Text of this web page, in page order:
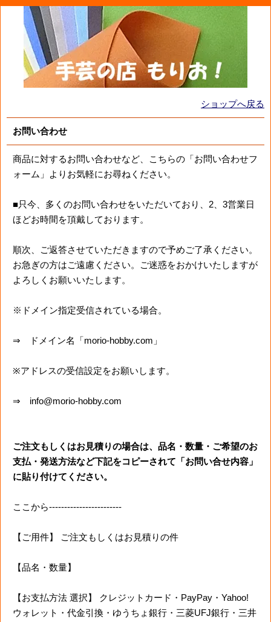
ショップへ戻る
お問い合わせ
商品に対するお問い合わせなど、こちらの「お問い合わせフ
ォーム」よりお気軽にお尋ねください。
■只今、多くのお問い合わせをいただいており、2、3営業日
ほどお時間を頂戴しております。
順次、ご返答させていただきますので予めご了承ください。
お急ぎの方はご遠慮ください。ご迷惑をおかけいたしますが
よろしくお願いいたします。
※ドメイン指定受信されている場合。
⇒ ドメイン名「morio-hobby.com」
※アドレスの受信設定をお願いします。
⇒ info@morio-hobby.com
ご注文もしくはお見積りの場合は、品名・数量・ご希望のお
支払・発送方法など下記をコピーされて「お問い合せ内容」
に貼り付けてください。
ここから------------------------
【ご用件】 ご注文もしくはお見積りの件
【品名・数量】
【お支払方法 選択】 クレジットカード・PayPay・Yahoo!
ウォレット・代金引換・ゆうちょ銀行・三菱UFJ銀行・三井